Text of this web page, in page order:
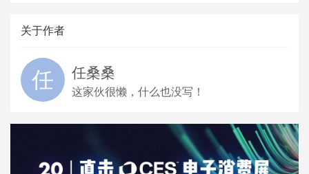
关于作者
任桑桑
这家伙很懒，什么也没写！